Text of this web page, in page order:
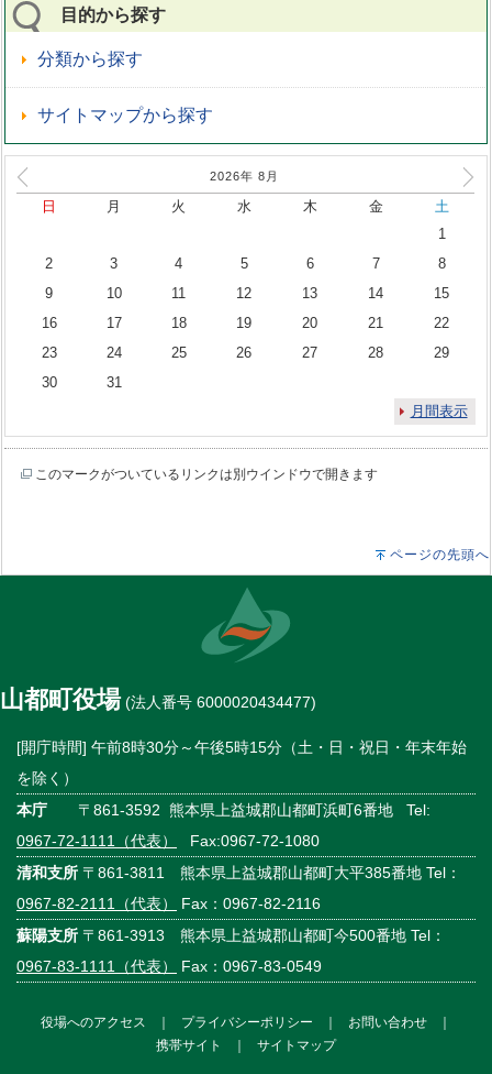
目的から探す
分類から探す
サイトマップから探す
2026年 8 月
日 月 火 水 木 金
土
1
2
3 4 5 6 7
8
9
10 11 12 13 14
15
16
17 18 19 20 21
22
23
24 25 26 27 28
29
30
31
月間表示
このマークがついているリンクは別ウインドウで開きます
ページの先頭へ
山都町役場(法人番号 6000020434477)
[開庁時間] 午前8時30分～午後5時15分（土・日・祝日・年末年始
を除く）
本庁 〒861-3592 熊本県上益城郡山都町浜町6番地 Tel:
0967-72-1111（代表）
Fax:0967-72-1080
清和支所 〒861-3811 熊本県上益城郡山都町大平385番地 Tel：
0967-82-2111（代表）
Fax：0967-82-2116
蘇陽支所 〒861-3913 熊本県上益城郡山都町今500番地 Tel：
0967-83-1111（代表）
Fax：0967-83-0549
役場へのアクセス ｜ プライバシーポリシー ｜ お問い合わせ
｜
携帯サイト
｜ サイトマップ